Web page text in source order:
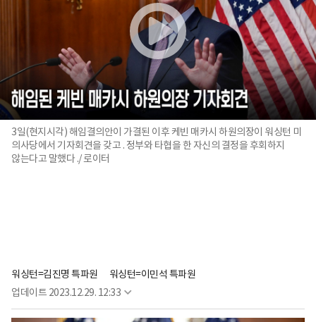
3일(현지시각) 해임결의안이 가결된 이후 케빈 매카시 하원의장이 워싱턴 미
의사당에서 기자회견을 갖고 . 정부와 타협을 한 자신의 결정을 후회하지
않는다고 말했다 ./ 로이터
워싱턴=김진명 특파원
워싱턴=이민석 특파원
업데이트 2023.12.29. 12:33